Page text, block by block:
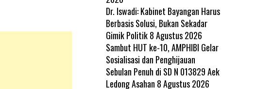
Dr. Iswadi: Kabinet Bayangan Harus
Berbasis Solusi, Bukan Sekadar
Gimik Politik 8 Agustus 2026
Sambut HUT ke-10, AMPHIBI Gelar
Sosialisasi dan Penghijauan
Sebulan Penuh di SD N 013829 Aek
Ledong Asahan 8 Agustus 2026